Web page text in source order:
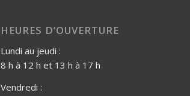
HEURES D’OUVERTURE
Lundi au jeudi :
8 h à 12 h et 13 h à 17 h
Vendredi :